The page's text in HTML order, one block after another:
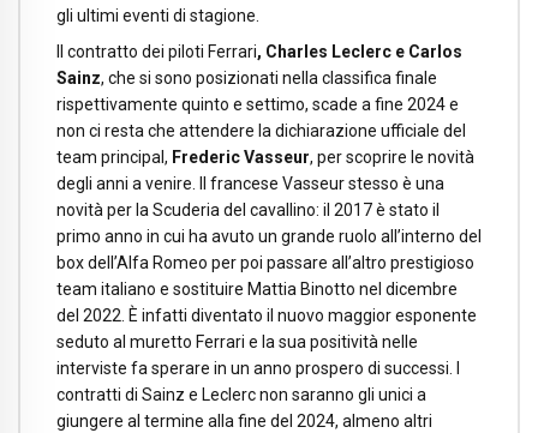
gli ultimi eventi di stagione.
Il contratto dei piloti Ferrari, Charles Leclerc e Carlos
Sainz, che si sono posizionati nella classifica finale
rispettivamente quinto e settimo, scade a fine 2024 e
non ci resta che attendere la dichiarazione ufficiale del
team principal, Frederic Vasseur, per scoprire le novità
degli anni a venire. Il francese Vasseur stesso è una
novità per la Scuderia del cavallino: il 2017 è stato il
primo anno in cui ha avuto un grande ruolo all’interno del
box dell’Alfa Romeo per poi passare all’altro prestigioso
team italiano e sostituire Mattia Binotto nel dicembre
del 2022. È infatti diventato il nuovo maggior esponente
seduto al muretto Ferrari e la sua positività nelle
interviste fa sperare in un anno prospero di successi. I
contratti di Sainz e Leclerc non saranno gli unici a
giungere al termine alla fine del 2024, almeno altri